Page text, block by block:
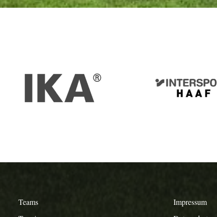
IKA
Haaf
Teams
Impressum